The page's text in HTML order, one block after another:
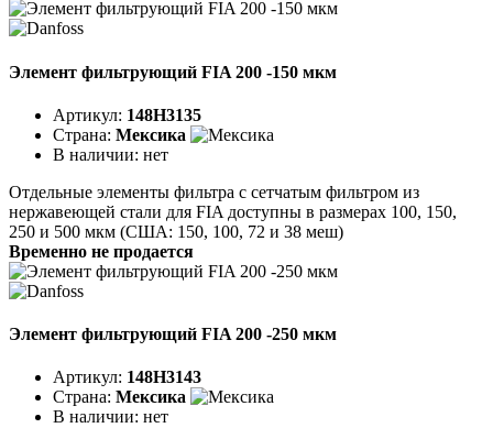
Элемент фильтрующий FIA 200 -150 мкм
Артикул: 148H3135
Страна: Мексика
В наличии: нет
Отдельные элементы фильтра с сетчатым фильтром из
нержавеющей стали для FIA доступны в размерах 100, 150,
250 и 500 мкм (США: 150, 100, 72 и 38 меш)
Временно не продается
Элемент фильтрующий FIA 200 -250 мкм
Артикул: 148H3143
Страна: Мексика
В наличии: нет